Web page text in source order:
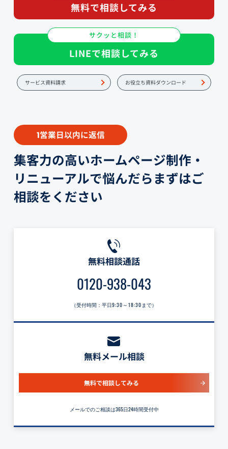
無料で相談してみる
サクッと相談！
LINEで相談してみる
サービス資料請求 お役立ち資料ダウンロード
1営業日以内に返信
集客力の高いホームページ制作・
リニューアルで悩んだらまずはご
相談をください
無料相談通話
0120-938-043
（受付時間：平日9:30～18:30 まで）
無料メール相談
無料で相談してみる
メールでのご相談は365日24時間受付中